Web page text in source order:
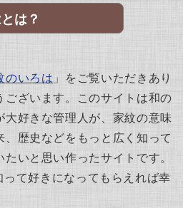
は？
のいろは 」をご覧いただきあり
ございます。このサイトは和の
大好きな管理人が、家紋の意味
、歴史などをもっと広く知って
たいと思い作ったサイトです。
て好きになってもらえれば幸